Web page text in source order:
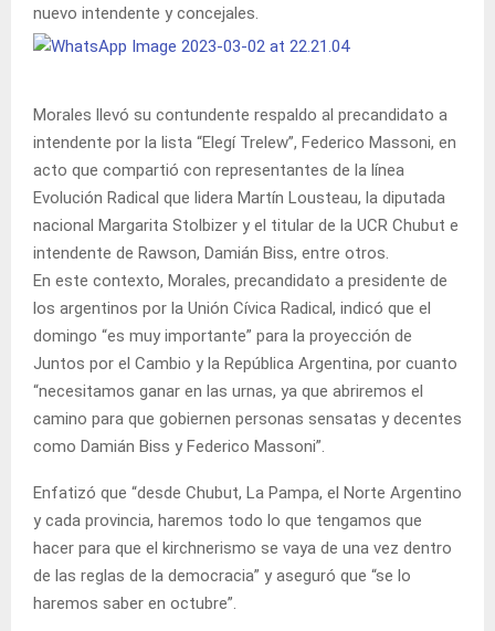
nuevo intendente y concejales.
Morales llevó su contundente respaldo al precandidato a
intendente por la lista “Elegí Trelew”, Federico Massoni, en
acto que compartió con representantes de la línea
Evolución Radical que lidera Martín Lousteau, la diputada
nacional Margarita Stolbizer y el titular de la UCR Chubut e
intendente de Rawson, Damián Biss, entre otros.
En este contexto, Morales, precandidato a presidente de
los argentinos por la Unión Cívica Radical, indicó que el
domingo “es muy importante” para la proyección de
Juntos por el Cambio y la República Argentina, por cuanto
“necesitamos ganar en las urnas, ya que abriremos el
camino para que gobiernen personas sensatas y decentes
como Damián Biss y Federico Massoni”.
Enfatizó que “desde Chubut, La Pampa, el Norte Argentino
y cada provincia, haremos todo lo que tengamos que
hacer para que el kirchnerismo se vaya de una vez dentro
de las reglas de la democracia” y aseguró que “se lo
haremos saber en octubre”.